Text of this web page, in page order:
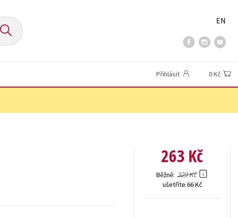
EN
Přihlásit 0 Kč
263 Kč
Běžně 329 Kč
ušetříte 66 Kč